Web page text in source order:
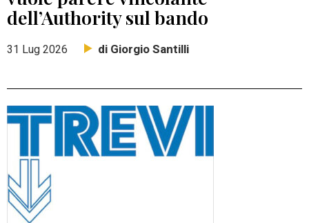
dell’Authority sul bando
31 Lug 2026 di Giorgio Santilli